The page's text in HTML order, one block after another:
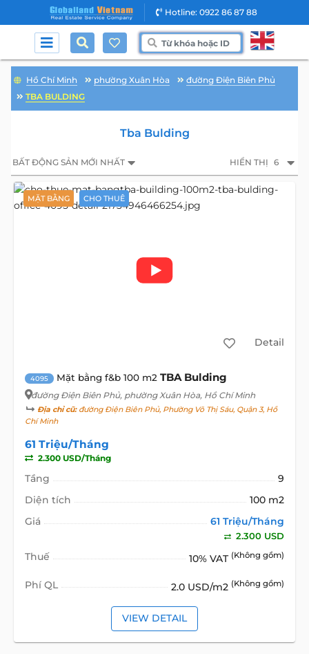
Hotline: 0922 86 87 88
Hồ Chí Minh phường Xuân Hòa
đường Điện Biên Phủ
TBA BULDING
Tba Bulding
BẤT ĐỘNG SẢN MỚI NHẤT HIỂN THỊ 6
MẶT BẰNG CHO THUÊ
Detail
4095 Mặt bằng f&b 100 m2 TBA Bulding
đường Điện Biên Phủ, phường Xuân Hòa, Hồ Chí Minh
Địa chỉ cũ:đường Điện Biên Phủ, Phường Võ Thị Sáu, Quận 3, Hồ
Chí Minh
61 Triệu/Tháng
2.300 USD/Tháng
Tầng
9
Diện tích
100 m2
Giá
61 Triệu/Tháng
2.300 USD
Thuế 10% VAT (Không gồm)
Phí QL 2.0 USD/m2 (Không gồm)
VIEW DETAIL